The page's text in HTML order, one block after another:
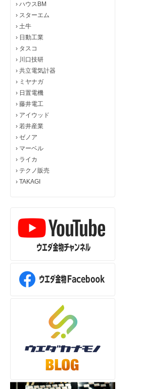
› ハウスBM
› スターエム
› 土牛
› 日動工業
› タスコ
› 川口技研
› 共立電気計器
› ミヤナガ
› 日置電機
› 藤井電工
› アイウッド
› 若井産業
› ゼノア
› マーベル
› ライカ
› テクノ販売
› TAKAGI